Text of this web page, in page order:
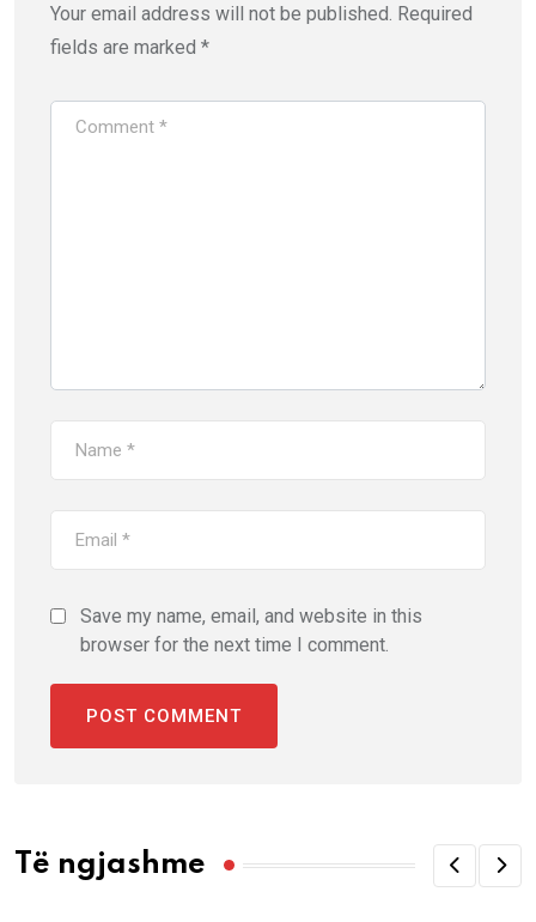
Your email address will not be published. Required
fields are marked *
Save my name, email, and website in this
browser for the next time I comment.
Të ngjashme